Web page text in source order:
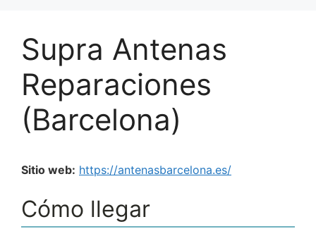
Supra Antenas
Reparaciones
(Barcelona)
Sitio web: https://antenasbarcelona.es/
Cómo llegar